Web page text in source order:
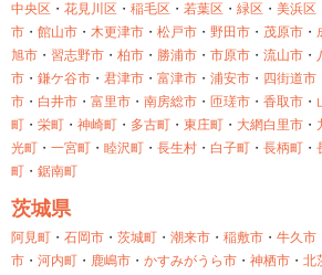
中央区 ・ 花見川区 ・ 稲毛区 ・ 若葉区 ・ 緑区 ・ 美浜区
市 ・ 館山市 ・ 木更津市 ・ 松戸市 ・ 野田市 ・ 茂原市 ・
旭市 ・ 習志野市 ・ 柏市 ・ 勝浦市 ・ 市原市 ・ 流山市 ・
市 ・ 鎌ケ谷市 ・ 君津市 ・ 富津市 ・ 浦安市 ・ 四街道市
市 ・ 白井市 ・ 富里市 ・ 南房総市 ・ 匝瑳市 ・ 香取市 ・
町 ・ 栄町 ・ 神崎町 ・ 多古町 ・ 東庄町 ・ 大網白里市 ・
光町 ・ 一宮町 ・ 睦沢町 ・ 長生村 ・ 白子町 ・ 長柄町 ・
町 ・ 鋸南町
茨城県
阿見町 ・ 石岡市 ・ 茨城町 ・ 潮来市 ・ 稲敷市 ・ 牛久市
市 ・ 河内町 ・ 鹿嶋市 ・ かすみがうら市 ・ 神栖市 ・ 北